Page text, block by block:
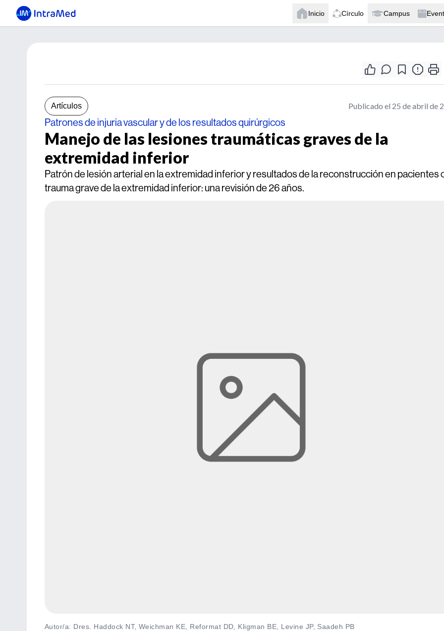
Inicio Círculo Campus
Artículos Publicado el 25 de abril de
Patrones de injuria vascular y de los resultados quirúrgicos
Manejo de las lesiones traumáticas graves de la
extremidad inferior
Patrón de lesión arterial en la extremidad inferior y resultados de la reconstrucción en pacientes
trauma grave de la extremidad inferior: una revisión de 26 años.
Autor/a: Dres. Haddock NT, Weichman KE, Reformat DD, Kligman BE, Levine JP, Saadeh PB